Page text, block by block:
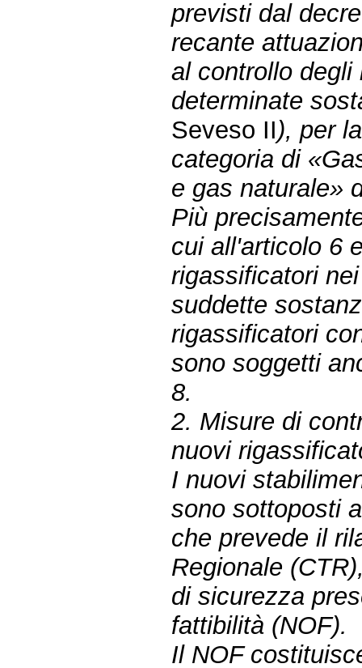
previsti dal
recante
al controllo
determinate
Seveso II), per
categoria di
e gas naturale»
Più
cui all'articolo 6
rigassificatori
suddette
rigassificatori
sono soggetti
8.
2. Misure di
nuovi
I nuovi
sono sottoposti
che prevede il
Regionale
di sicurezza
fattibilità (NOF).
Il NOF